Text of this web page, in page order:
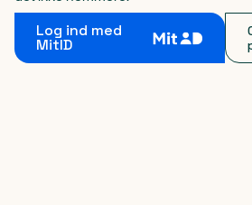
Log ind med
MitID